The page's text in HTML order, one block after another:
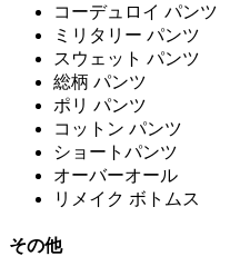
コーデュロイ パンツ
ミリタリー パンツ
スウェット パンツ
総柄 パンツ
ポリ パンツ
コットン パンツ
ショートパンツ
オーバーオール
リメイク ボトムス
その他